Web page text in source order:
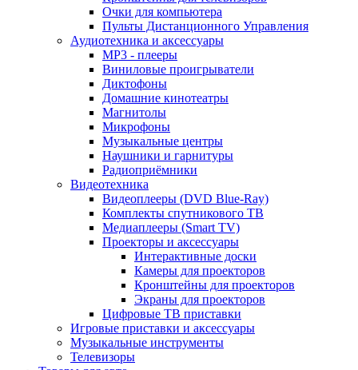
Очки для компьютера
Пульты Дистанционного Управления
Аудиотехника и аксессуары
MP3 - плееры
Виниловые проигрыватели
Диктофоны
Домашние кинотеатры
Магнитолы
Микрофоны
Музыкальные центры
Наушники и гарнитуры
Радиоприёмники
Видеотехника
Видеоплееры (DVD Blue-Ray)
Комплекты спутникового ТВ
Медиаплееры (Smart TV)
Проекторы и аксессуары
Интерактивные доски
Камеры для проекторов
Кронштейны для проекторов
Экраны для проекторов
Цифровые ТВ приставки
Игровые приставки и аксессуары
Музыкальные инструменты
Телевизоры